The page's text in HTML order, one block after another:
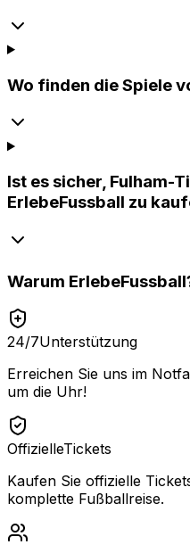
Wo finden die Spiele
Ist es sicher, Fulham-
ErlebeFussball zu
Warum ErlebeFussball
24/7Unterstützung
Erreichen Sie uns im
um die Uhr!
OffizielleTickets
Kaufen Sie offizielle
komplette Fußballreise.